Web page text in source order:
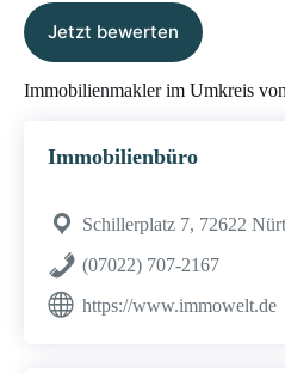
Jetzt bewerten
Immobilienmakler im Umkreis
Immobilienbüro
Schillerplatz 7, 72622
(07022) 707-2167
https://www.immowelt.de